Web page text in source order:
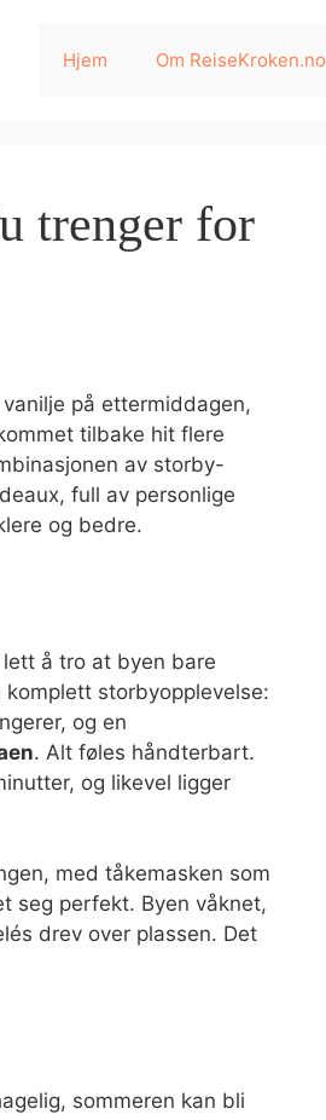
Hjem Om ReiseKroken.no
trenger for
på ettermiddagen,
tilbake hit flere
av storby-
full av personlige
og bedre.
å tro at byen bare
storbyopplevelse:
og en
. Alt føles håndterbart.
og likevel ligger
med tåkemasken som
seg perfekt. Byen våknet,
drev over plassen. Det
sommeren kan bli